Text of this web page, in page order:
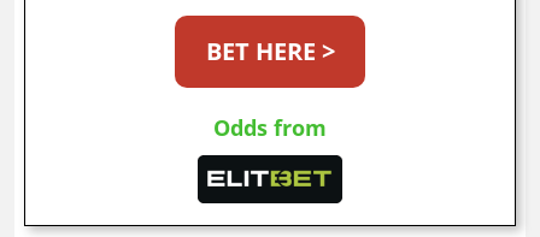
BET HERE >
Odds from